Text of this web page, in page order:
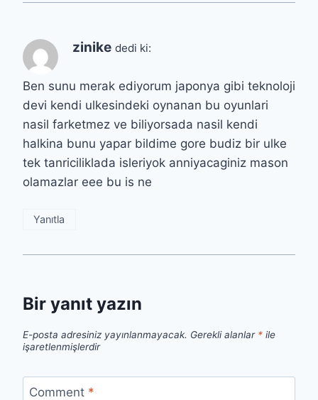
zinike dedi ki:
Ben sunu merak ediyorum japonya gibi teknoloji
devi kendi ulkesindeki oynanan bu oyunlari
nasil farketmez ve biliyorsada nasil kendi
halkina bunu yapar bildime gore budiz bir ulke
tek tanriciliklada isleriyok anniyacaginiz mason
olamazlar eee bu is ne
Yanıtla
Bir yanıt yazın
E-posta adresiniz yayınlanmayacak. Gerekli alanlar * ile
işaretlenmişlerdir
Comment *